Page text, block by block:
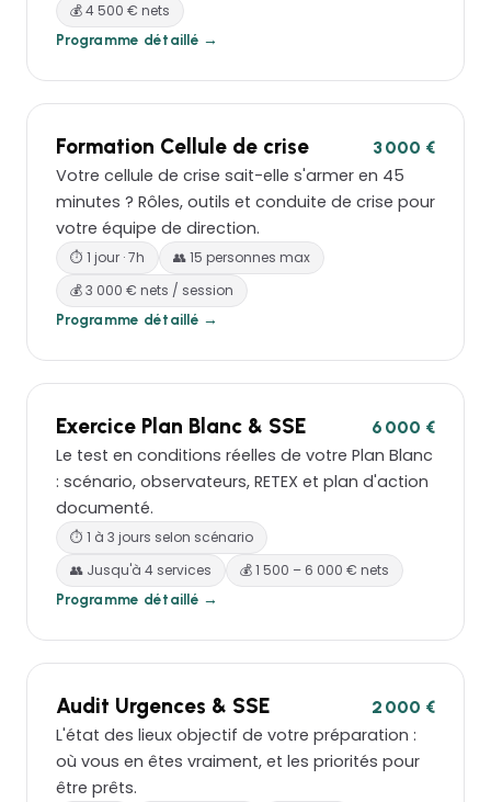
💰 4 500 € nets
Programme détaillé →
Formation Cellule de crise 3 000 €
Votre cellule de crise sait-elle s'armer en 45
minutes ? Rôles, outils et conduite de crise pour
votre équipe de direction.
⏱ 1 jour · 7h
👥 15 personnes max
💰 3 000 € nets / session
Programme détaillé →
Exercice Plan Blanc & SSE 6 000 €
Le test en conditions réelles de votre Plan Blanc
: scénario, observateurs, RETEX et plan d'action
documenté.
⏱ 1 à 3 jours selon scénario
👥 Jusqu'à 4 services
💰 1 500 – 6 000 € nets
Programme détaillé →
Audit Urgences & SSE 2 000 €
L'état des lieux objectif de votre préparation :
où vous en êtes vraiment, et les priorités pour
être prêts.